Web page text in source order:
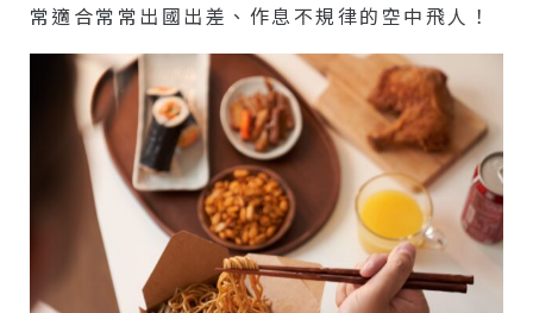
常適合常常出國出差、作息不規律的空中飛人！